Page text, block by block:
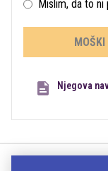
Mislim, da to
MOŠKI
Njegova